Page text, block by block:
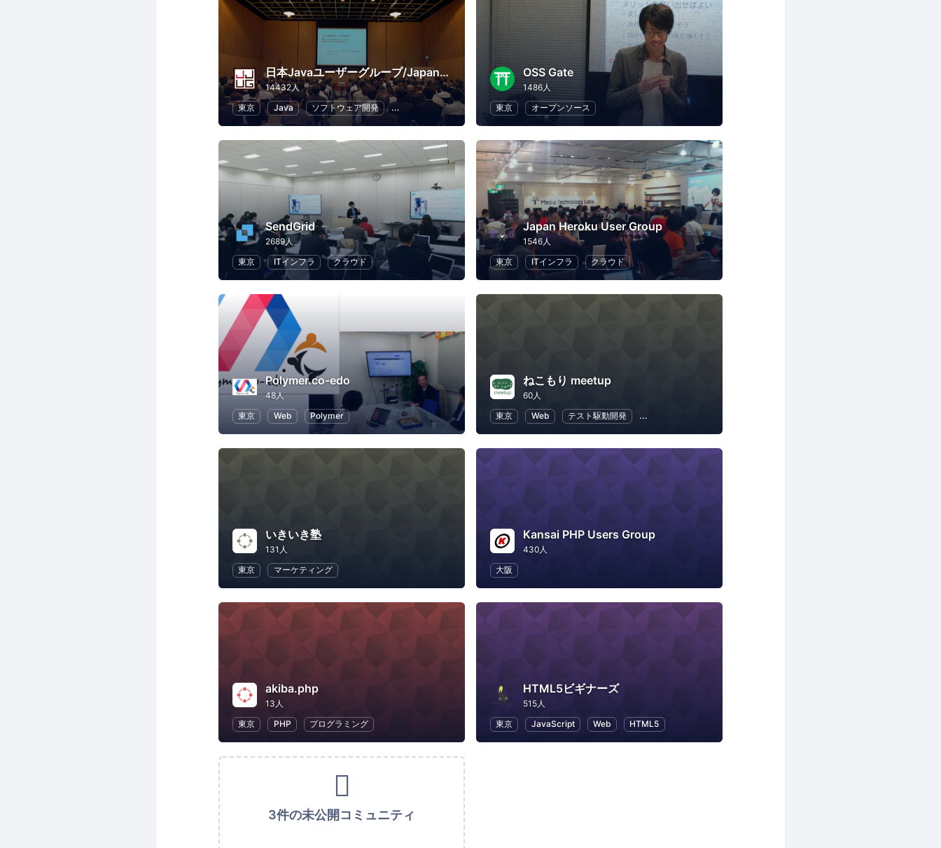
日本Javaユーザーグループ/Japan Java User Group
14432人
東京
Java ソフトウェア開発 プログラミング
OSS Gate
1486人
東京
オープンソース
SendGrid
2689人
東京
ITインフラ クラウド
Japan Heroku User Group
1546人
東京
ITインフラ クラウド
Polymer.co-edo
48人
東京
Web Polymer
ねこもり meetup
60人
東京
Web テスト駆動開発 ソフトウェア開発
いきいき塾
131人
東京
マーケティング
Kansai PHP Users Group
430人
大阪
akiba.php
13人
東京
PHP プログラミング
HTML5ビギナーズ
515人
東京
JavaScript Web HTML5
3件の未公開コミュニティ